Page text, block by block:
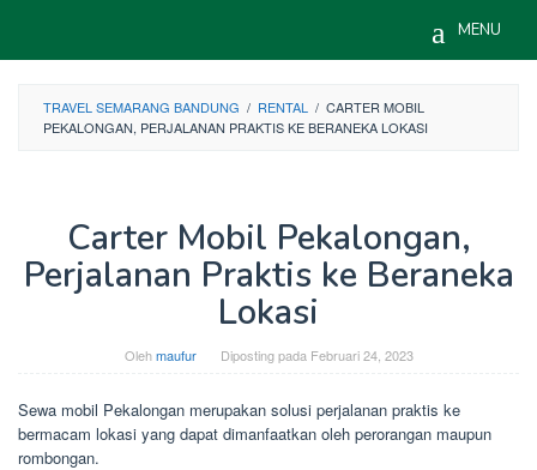
content
MENU
TRAVEL SEMARANG BANDUNG / RENTAL / CARTER MOBIL
PEKALONGAN, PERJALANAN PRAKTIS KE BERANEKA LOKASI
Carter Mobil Pekalongan,
Perjalanan Praktis ke Beraneka
Lokasi
Olehmaufur Diposting pada Februari 24, 2023
Sewa mobil Pekalongan merupakan solusi perjalanan praktis ke
bermacam lokasi yang dapat dimanfaatkan oleh perorangan maupun
rombongan.